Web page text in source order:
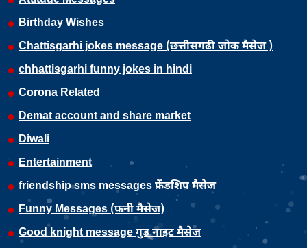
Birthday Wishes
Chattisgarhi jokes message (छत्तीसगढी जोक मैसेज )
chhattisgarhi funny jokes in hindi
Corona Related
Demat account and share market
Diwali
Entertainment
friendship sms messages फ्रेंडशिप मैसेज
Funny Messages (फनी मैसेज)
Good knight message गुड नाइट मैसेज